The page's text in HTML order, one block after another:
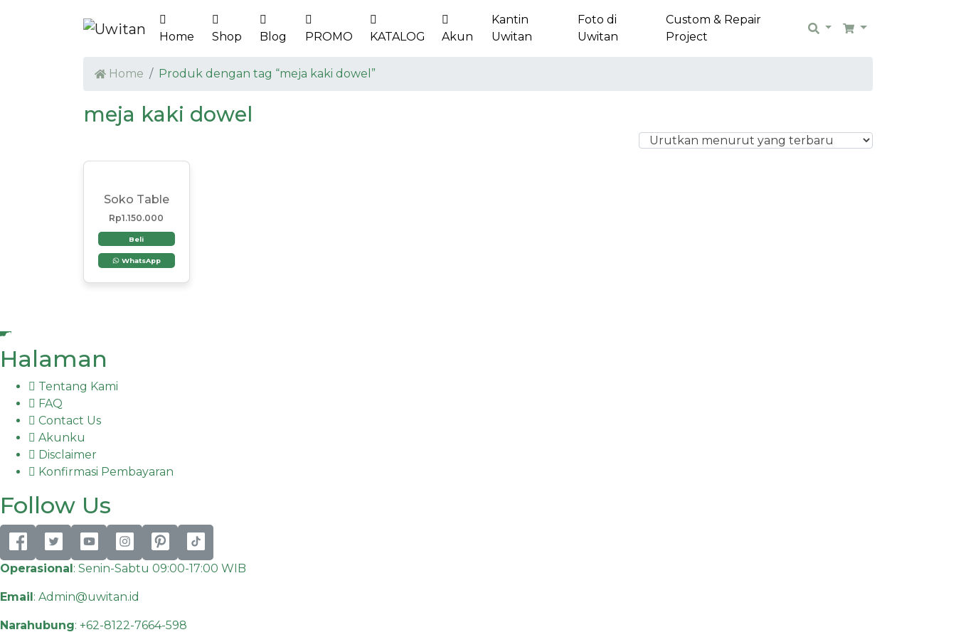
Home Shop Blog PROMO KATALOG Akun
Kantin
Uwitan
Foto di
Uwitan
Custom & Repair
Project
SearchCart
Home Produk dengan tag “meja kaki dowel”
meja kaki dowel
Soko Table
Rp1.150.000
Beli
WhatsApp
Halaman
Tentang Kami
FAQ
Contact Us
Akunku
Disclaimer
Konfirmasi Pembayaran
Follow Us
Operasional: Senin-Sabtu 09:00-17:00 WIB
Email: Admin@uwitan.id
Narahubung: +62-8122-7664-598